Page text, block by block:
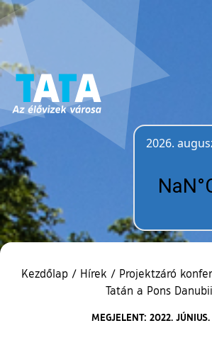
2026.
Kezdőlap / Hírek / Projektzáró
Tatán a Pons Danubii
MEGJELENT: 2022.